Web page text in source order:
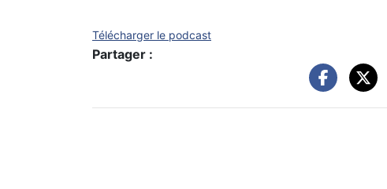
Télécharger le podcast
Partager :